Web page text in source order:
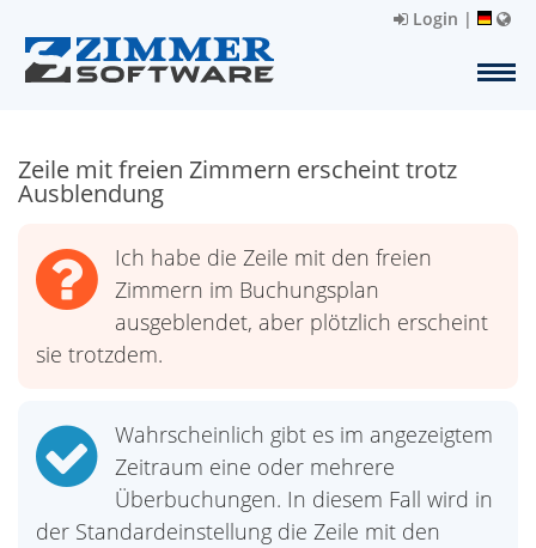
Login |
Zeile mit freien Zimmern erscheint trotz
Ausblendung
Ich habe die Zeile mit den freien
Zimmern im Buchungsplan
ausgeblendet, aber plötzlich erscheint
sie trotzdem.
Wahrscheinlich gibt es im angezeigtem
Zeitraum eine oder mehrere
Überbuchungen. In diesem Fall wird in
der Standardeinstellung die Zeile mit den